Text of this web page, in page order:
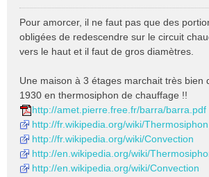
s
s
a
e
n
o
n
l
u
Pour amorcer, il ne faut pas que des
obligées de redescendre sur le circuit
vers le haut et il faut de gros diamètres.
Une maison à 3 étages marchait très bien
1930 en thermosiphon de chauffage !!
http://amet.pierre.free.fr/barra/barra.pdf
http://fr.wikipedia.org/wiki/Thermosiphon
http://fr.wikipedia.org/wiki/Convection
http://en.wikipedia.org/wiki/
http://en.wikipedia.org/wiki/Convection